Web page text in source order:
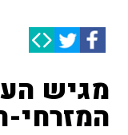
מגיש
המזרחי-